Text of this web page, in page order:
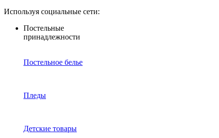
Используя социальные сети:
Постельные
принадлежности
Постельное белье
Пледы
Детские товары